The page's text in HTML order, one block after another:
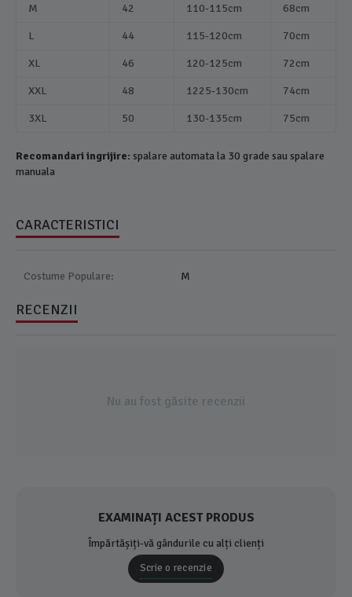
M 42 110-115cm 68cm
L 44 115-120cm 70cm
XL 46 120-125cm 72cm
XXL 48 1225-130cm 74cm
3XL 50 130-135cm 75cm
Recomandari ingrijire: spalare automata la 30 grade sau spalare
manuala
CARACTERISTICI
Costume Populare: M
RECENZII
Nu au fost găsite recenzii
EXAMINAȚI ACEST PRODUS
Împărtășiți-vă gândurile cu alți clienți
Scrie o recenzie